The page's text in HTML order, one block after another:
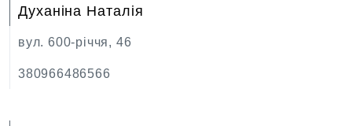
Духаніна Наталія
вул. 600-річчя, 46
380966486566